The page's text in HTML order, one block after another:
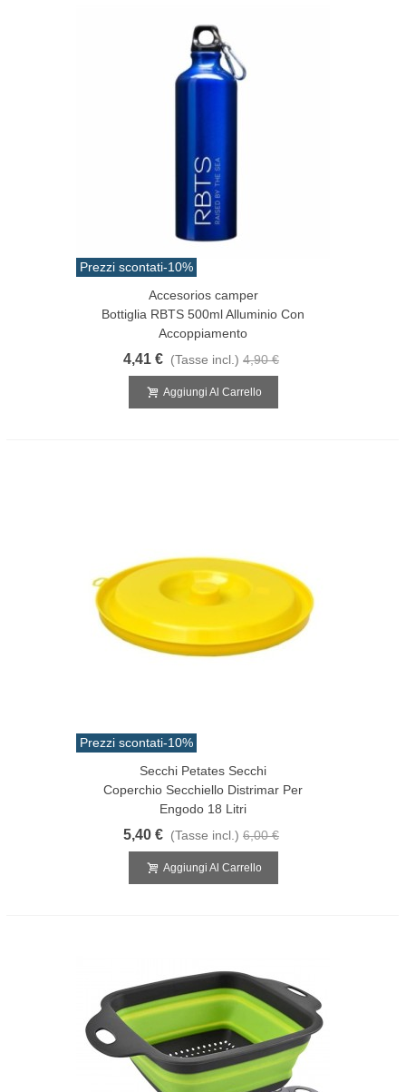
Prezzi scontati-10%
Accesorios camper
Bottiglia RBTS 500ml Alluminio Con
Accoppiamento
4,41 € (Tasse incl.) 4,90 €
Aggiungi Al Carrello
Prezzi scontati-10%
Secchi Petates Secchi
Coperchio Secchiello Distrimar Per
Engodo 18 Litri
5,40 € (Tasse incl.) 6,00 €
Aggiungi Al Carrello